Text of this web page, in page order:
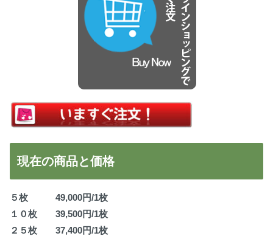
現在の商品と価格
５枚 49,000円/1枚
１０枚 39,500円/1枚
２５枚 37,400円/1枚